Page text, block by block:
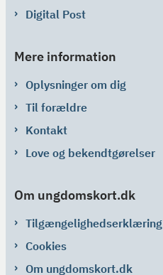
Digital Post
Mere information
Oplysninger om dig
Til forældre
Kontakt
Love og bekendtgørelser
Om ungdomskort.dk
Tilgængelighedserklæring
Cookies
Om ungdomskort.dk